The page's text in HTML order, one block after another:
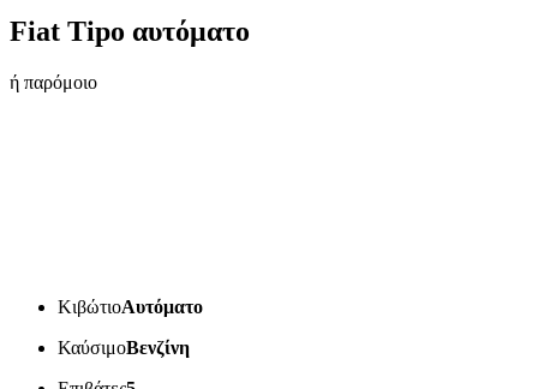
Fiat Tipo αυτόματο
ή παρόμοιο
ΚιβώτιοΑυτόματο
ΚαύσιμοΒενζίνη